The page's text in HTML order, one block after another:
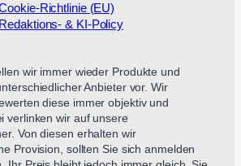
Richtlinie (EU)
Redaktions- & KI-Policy
wir immer wieder Produkte und
Anbieter vor. Wir
diese immer objektiv und
verlinken wir auf unsere
Von diesen erhalten wir
Provision, sollten Sie sich anmelden